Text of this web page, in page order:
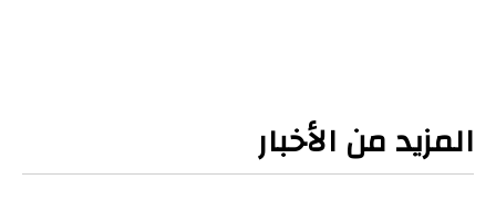
المزيد من الأخبار